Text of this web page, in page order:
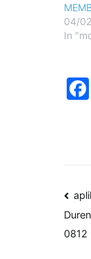
04/
In
0812